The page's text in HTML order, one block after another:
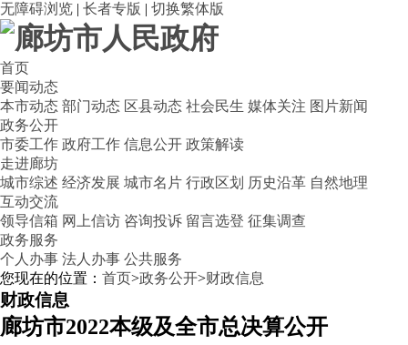
无障碍浏览 | 长者专版 | 切换繁体版
首页
要闻动态
本市动态 部门动态 区县动态 社会民生 媒体关注 图片新闻
政务公开
市委工作 政府工作 信息公开 政策解读
走进廊坊
城市综述 经济发展 城市名片 行政区划 历史沿革 自然地理
互动交流
领导信箱 网上信访 咨询投诉 留言选登 征集调查
政务服务
个人办事 法人办事 公共服务
您现在的位置： 首页>政务公开>财政信息
财政信息
廊坊市2022本级及全市总决算公开